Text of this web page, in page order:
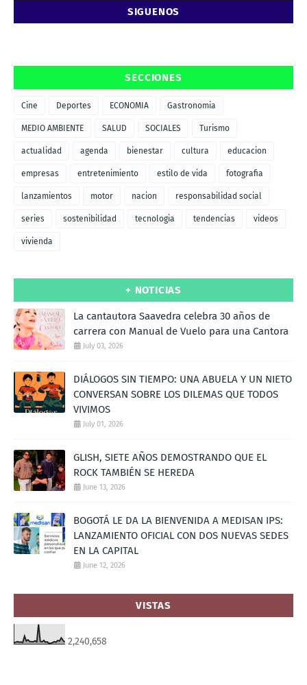
SIGUENOS
SECCIONES
Cine Deportes ECONOMIA Gastronomia
MEDIO AMBIENTE SALUD SOCIALES Turismo
actualidad agenda bienestar cultura educacion
empresas entretenimiento estilo de vida fotografia
lanzamientos motor nacion responsabilidad social
series sostenibilidad tecnologia tendencias videos
vivienda
+ NOTICIAS
La cantautora Saavedra celebra 30 años de
carrera con Manual de Vuelo para una Cantora
July 03, 2026
DIÁLOGOS SIN TIEMPO: UNA ABUELA Y UN NIETO
CONVERSAN SOBRE LOS DILEMAS QUE TODOS
VIVIMOS
July 01, 2026
GLISH, SIETE AÑOS DEMOSTRANDO QUE EL
ROCK TAMBIÉN SE HEREDA
June 13, 2026
BOGOTÁ LE DA LA BIENVENIDA A MEDISAN IPS:
LANZAMIENTO OFICIAL CON DOS NUEVAS SEDES
EN LA CAPITAL
June 12, 2026
VISTAS
2,240,658